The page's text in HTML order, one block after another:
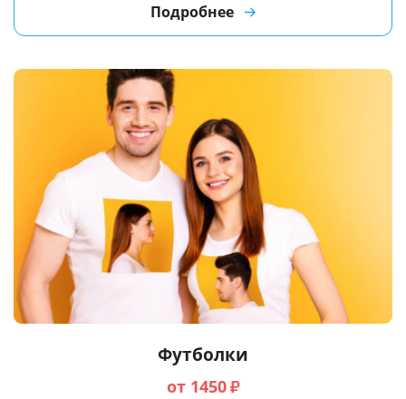
Подробнее
Футболки
от 1450₽